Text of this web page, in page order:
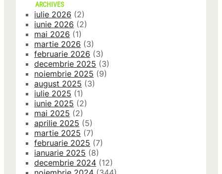
ARCHIVES
iulie 2026 (2)
iunie 2026 (2)
mai 2026 (1)
martie 2026 (3)
februarie 2026 (3)
decembrie 2025 (3)
noiembrie 2025 (9)
august 2025 (3)
iulie 2025 (1)
iunie 2025 (2)
mai 2025 (2)
aprilie 2025 (5)
martie 2025 (7)
februarie 2025 (7)
ianuarie 2025 (8)
decembrie 2024 (12)